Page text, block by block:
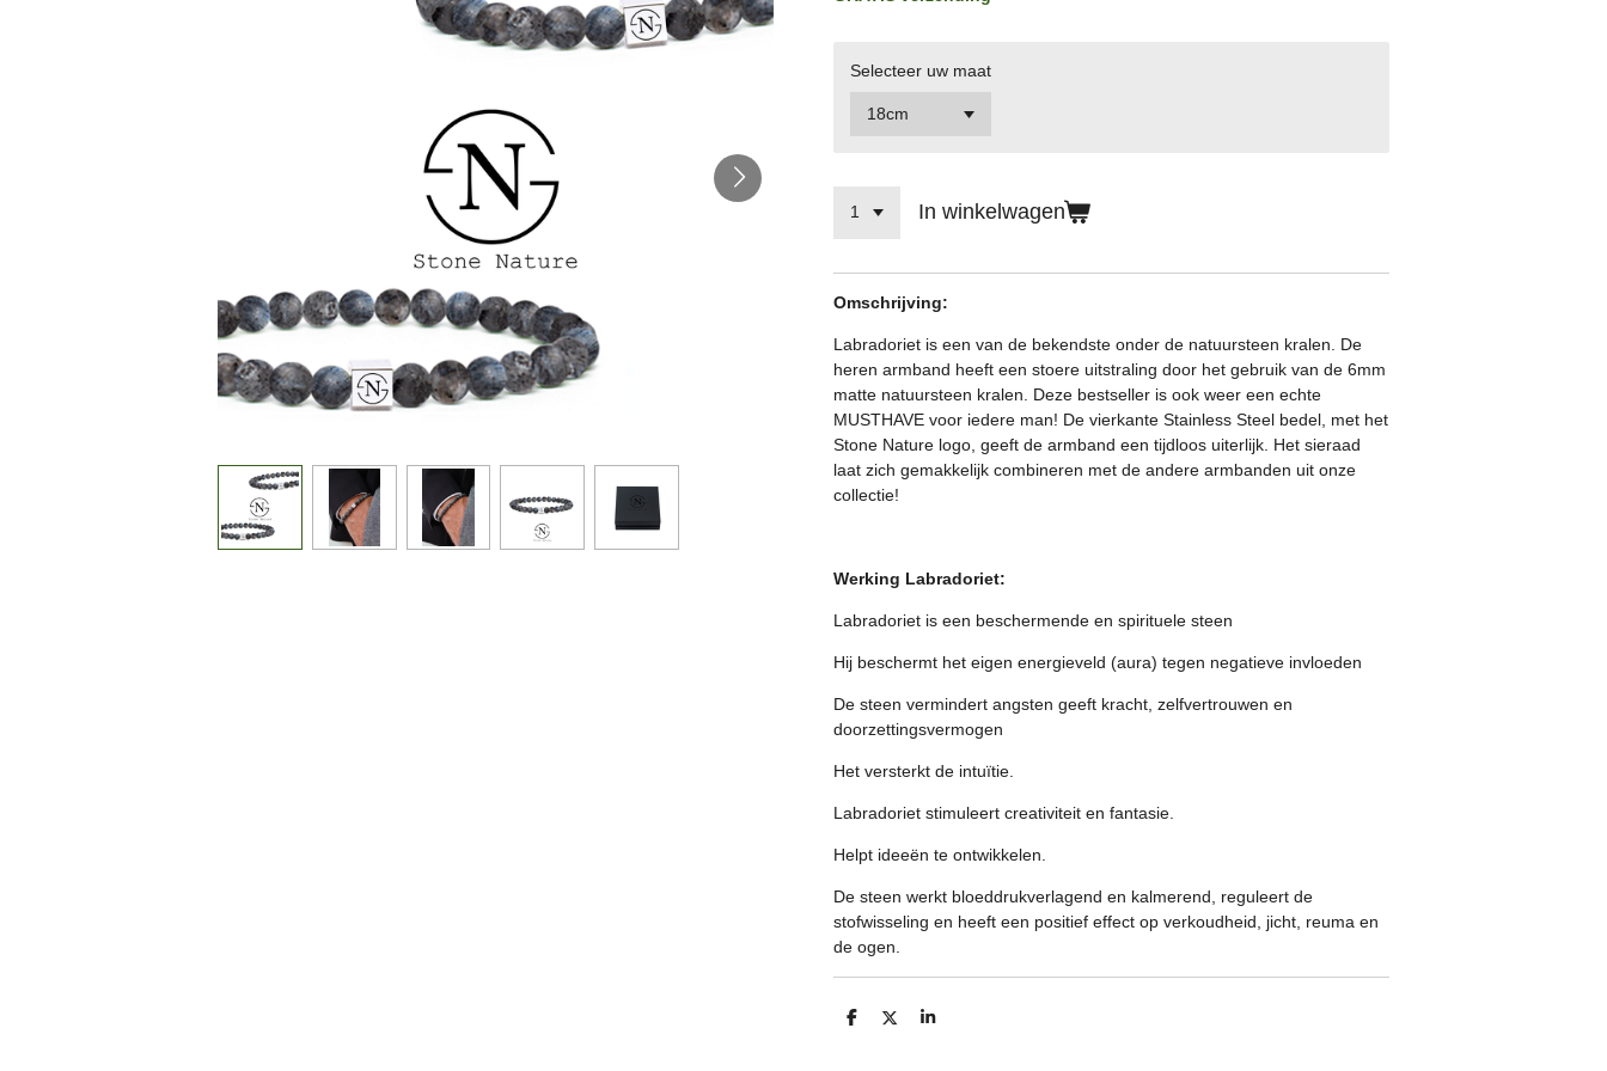
Selecteer uw maat
In winkelwagen
Omschrijving:
Labradoriet is een van de bekendste onder de natuursteen kralen. De
heren armband heeft een stoere uitstraling door het gebruik van de 6mm
matte natuursteen kralen. Deze bestseller is ook weer een echte
MUSTHAVE voor iedere man! De vierkante Stainless Steel bedel, met het
Stone Nature logo, geeft de armband een tijdloos uiterlijk. Het sieraad
laat zich gemakkelijk combineren met de andere armbanden uit onze
collectie!
Werking Labradoriet:
Labradoriet is een beschermende en spirituele steen
Hij beschermt het eigen energieveld (aura) tegen negatieve invloeden
De steen vermindert angsten geeft kracht, zelfvertrouwen en
doorzettingsvermogen
Het versterkt de intuïtie.
Labradoriet stimuleert creativiteit en fantasie.
Helpt ideeën te ontwikkelen.
De steen werkt bloeddrukverlagend en kalmerend, reguleert de
stofwisseling en heeft een positief effect op verkoudheid, jicht, reuma en
de ogen.
D
D
S